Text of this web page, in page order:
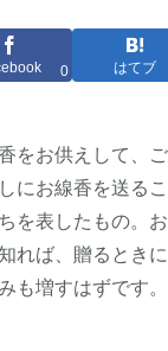
0 はてブ
をお供えして、
にお線香を送る
を表したもの。
れば、贈るとき
も増すはずです